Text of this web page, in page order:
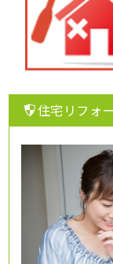
住宅リフォ